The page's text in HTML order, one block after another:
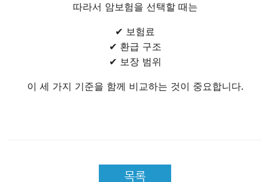
따라서 암보험을 선택할 때는
✔ 보험료
✔ 환급 구조
✔ 보장 범위
이 세 가지 기준을 함께 비교하는 것이 중요합니다.
목록